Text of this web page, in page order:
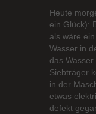
Heute
ein Glück):
als wäre
Wasser in
das
Siebträger
in der
etwas
defekt